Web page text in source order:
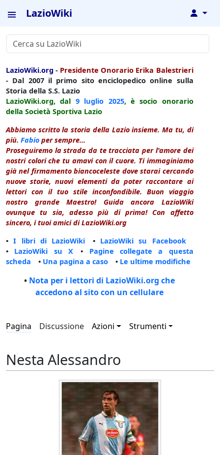
LazioWiki ↓
LazioWiki.org - Presidente Onorario Erika Balestrieri
- Dal 2007 il primo sito enciclopedico online sulla
Storia della S.S. Lazio
LazioWiki.org, dal 9 luglio 2025, è socio onorario
della Società Sportiva Lazio
Abbiamo scritto la storia della Lazio insieme. Ma tu, di
più. Fabio per sempre...
Proseguiremo la strada da te tracciata per l'amore dei
nostri colori che tu amavi con il cuore. Ti immaginiamo
già nel firmamento biancoceleste dove starai cercando
nuove storie, nuovi elementi da poter raccontare ai
lettori con il tuo stile inconfondibile. Buon viaggio
nostro grande Maestro! Guida ancora LazioWiki
ovunque tu sia, adesso più di prima! Con affetto
sincero, i tuoi amici di LazioWiki.org
•I libri di LazioWiki • LazioWiki su Facebook
• LazioWiki su X • Pagine collegate a questa
scheda • Una pagina a caso • Le ultime modifiche
• Nota per i lettori di LazioWiki.org che
accedono al sito con un cellulare
Pagina Discussione Azioni Strumenti
Nesta Alessandro